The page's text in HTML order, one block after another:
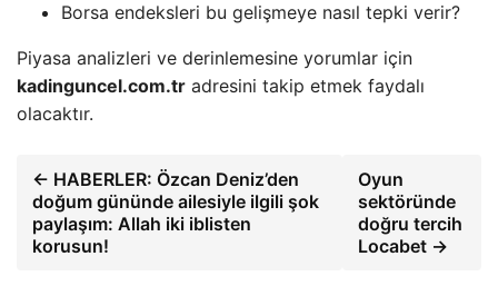
Borsa endeksleri bu gelişmeye nasıl tepki verir?
Piyasa analizleri ve derinlemesine yorumlar için
kadinguncel.com.tr adresini takip etmek faydalı
olacaktır.
← HABERLER: Özcan Deniz’den
doğum gününde ailesiyle ilgili şok
paylaşım: Allah iki iblisten
korusun!
Oyun
sektöründe
doğru tercih
Locabet →